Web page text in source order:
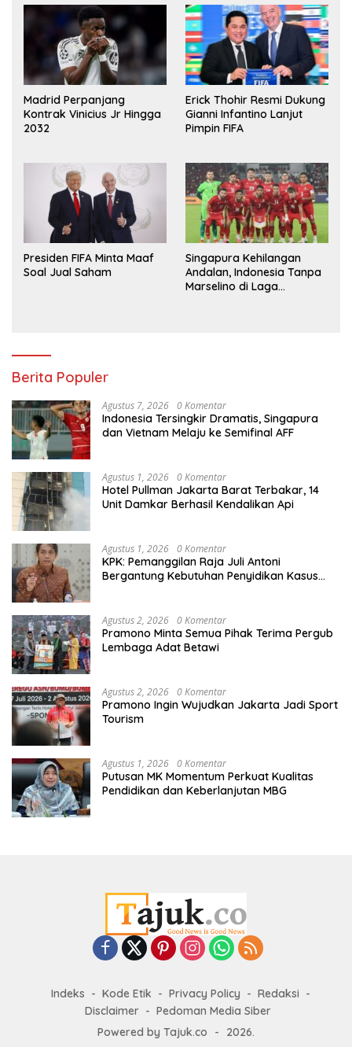
Madrid Perpanjang
Kontrak Vinicius Jr Hingga
2032
Erick Thohir Resmi Dukung
Gianni Infantino Lanjut
Pimpin FIFA
Presiden FIFA Minta Maaf
Soal Jual Saham
Singapura Kehilangan
Andalan, Indonesia Tanpa
Marselino di Laga
Berita Populer
Agustus 7, 2026 0 Komentar
Indonesia Tersingkir Dramatis, Singapura
dan Vietnam Melaju ke Semifinal AFF
Agustus 1, 2026 0 Komentar
Hotel Pullman Jakarta Barat Terbakar, 14
Unit Damkar Berhasil Kendalikan Api
Agustus 1, 2026 0 Komentar
KPK: Pemanggilan Raja Juli Antoni
Bergantung Kebutuhan Penyidikan Kasus
Agustus 2, 2026 0 Komentar
Pramono Minta Semua Pihak Terima Pergub
Lembaga Adat Betawi
Agustus 2, 2026 0 Komentar
Pramono Ingin Wujudkan Jakarta Jadi Sport
Tourism
Agustus 1, 2026 0 Komentar
Putusan MK Momentum Perkuat Kualitas
Pendidikan dan Keberlanjutan MBG
Indeks Kode Etik Privacy Policy
Redaksi
Disclaimer
Pedoman Media Siber
Powered by Tajuk.co
- 2026.